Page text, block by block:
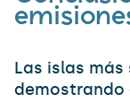
Las islas
demostrando